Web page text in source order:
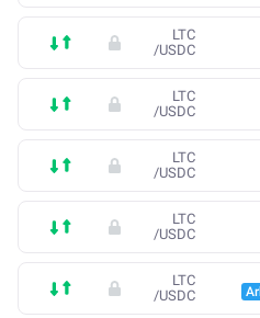
LTC
/USDC
LTC
/USDC
LTC
/USDC
LTC
/USDC
LTC
/USDC